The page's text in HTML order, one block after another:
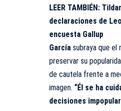
LEER TAMBIÉN:
declaraciones de
encuesta Gallup
García subraya que el
preservar su
de cautela frente a
imagen. “Él se ha
decisiones